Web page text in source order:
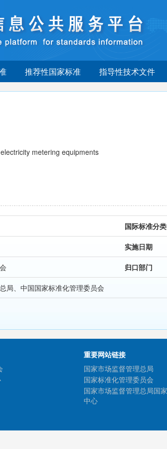
推荐性国家标准 指导性技术文件
metering equipments
国际标准分类
实施日期
归口部门
局、中国国家标准化管理委员会
重要网站链接
国家市场监督管理总局
国家标准化管理委员会
国家市场监督管理总局国
中心